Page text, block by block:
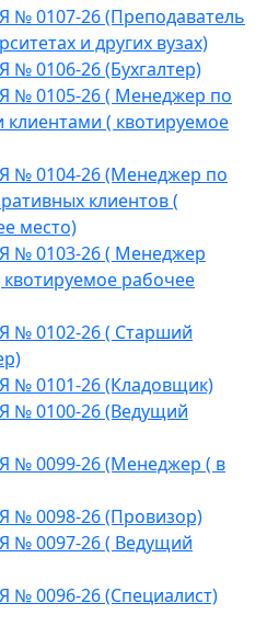
0107-26 (Преподаватель
и других вузах)
0106-26 (Бухгалтер)
0105-26 ( Менеджер по
( квотируемое
0104-26 (Менеджер по
клиентов (
место)
0103-26 ( Менеджер
квотируемое рабочее
0102-26 ( Старший
0101-26 (Кладовщик)
0100-26 (Ведущий
0099-26 (Менеджер ( в
0098-26 (Провизор)
0097-26 ( Ведущий
0096-26 (Специалист)